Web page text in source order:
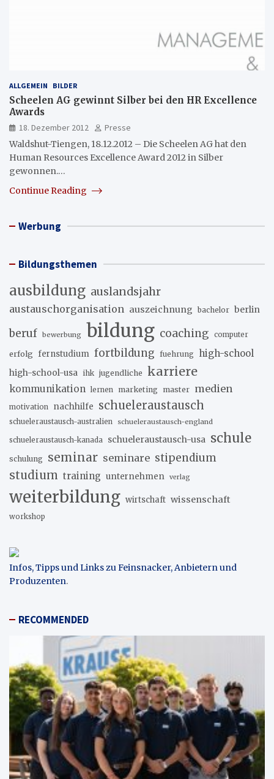
ALLGEMEIN BILDER
Scheelen AG gewinnt Silber bei den HR Excellence
Awards
18. Dezember 2012
Presse
Waldshut-Tiengen, 18.12.2012 – Die Scheelen AG hat den
Human Resources Excellence Award 2012 in Silber
gewonnen.…
Continue Reading
Werbung
Bildungsthemen
ausbildung auslandsjahr
austauschorganisation auszeichnung bachelor berlin
beruf bewerbung bildung coaching computer
erfolg fernstudium fortbildung fuehrung high-school
high-school-usa ihk jugendliche karriere
kommunikation lernen marketing master medien
motivation nachhilfe schueleraustausch
schueleraustausch-australien schueleraustausch-england
schueleraustausch-kanada schueleraustausch-usa schule
schulung seminar seminare stipendium
studium training unternehmen verlag
weiterbildung wirtschaft wissenschaft
workshop
Infos, Tipps und Links zu Feinsnacker, Anbietern und
Produzenten.
RECOMMENDED